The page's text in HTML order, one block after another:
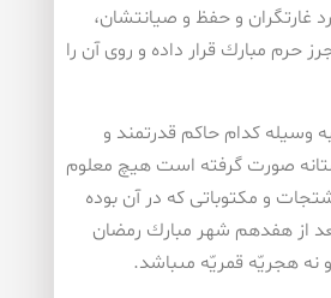
غارتگران و حفظ و صيانتشان،
حرم مبارك قرار داده و روى آن را
وسيله كدام حاكم قدرتمند و
صورت گرفته است هيچ معلوم
و مكتوباتى كه در آن بوده
از هفدهم شهر مبارك رمضان
هجريّه قمريّه مى‏باشد.